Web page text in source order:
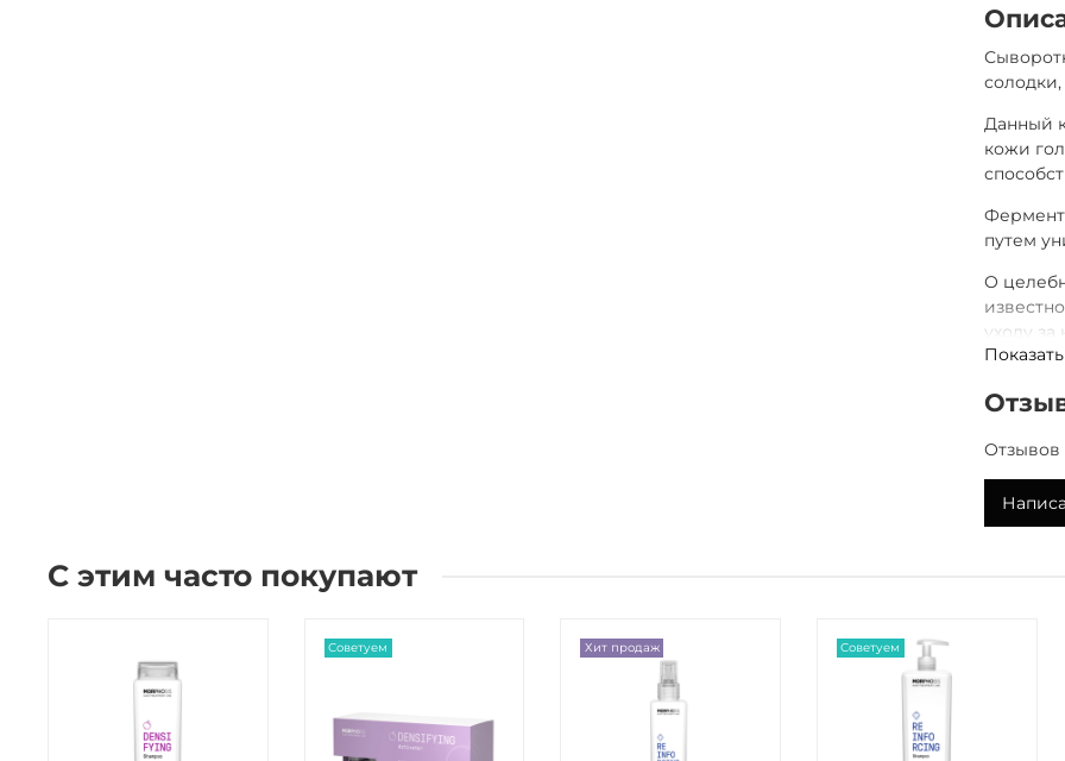
Данный
кожи
путем
О
уходу
Мощный
Отзывов
С этим часто покупают
Советуем Хит продаж Советуем